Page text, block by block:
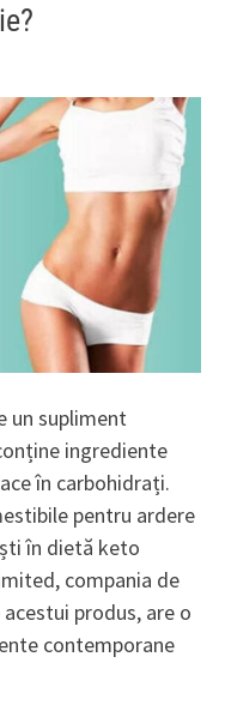
un supliment
ingrediente
în carbohidrați.
pentru ardere
în dietă keto
compania de
produs, are o
contemporane